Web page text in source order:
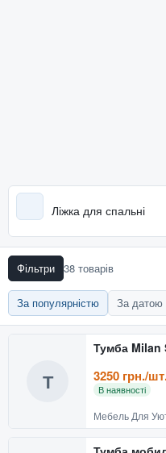
Ліжка для спальні
Фільтри 38 товарів
За популярністю За датою
Т
Тумба Milan
3250 грн./
В наявності
Мебель Для